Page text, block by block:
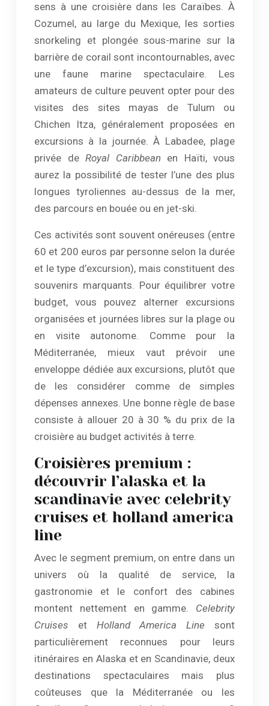
sens à une croisière dans les Caraïbes. À
Cozumel, au large du Mexique, les sorties
snorkeling et plongée sous-marine sur la
barrière de corail sont incontournables, avec
une faune marine spectaculaire. Les
amateurs de culture peuvent opter pour des
visites des sites mayas de Tulum ou
Chichen Itza, généralement proposées en
excursions à la journée. À Labadee, plage
privée de Royal Caribbean en Haïti, vous
aurez la possibilité de tester l’une des plus
longues tyroliennes au-dessus de la mer,
des parcours en bouée ou en jet-ski.
Ces activités sont souvent onéreuses (entre
60 et 200 euros par personne selon la durée
et le type d’excursion), mais constituent des
souvenirs marquants. Pour équilibrer votre
budget, vous pouvez alterner excursions
organisées et journées libres sur la plage ou
en visite autonome. Comme pour la
Méditerranée, mieux vaut prévoir une
enveloppe dédiée aux excursions, plutôt que
de les considérer comme de simples
dépenses annexes. Une bonne règle de base
consiste à allouer 20 à 30 % du prix de la
croisière au budget activités à terre.
Croisières premium :
découvrir l’alaska et la
scandinavie avec celebrity
cruises et holland america
line
Avec le segment premium, on entre dans un
univers où la qualité de service, la
gastronomie et le confort des cabines
montent nettement en gamme. Celebrity
Cruises et Holland America Line sont
particulièrement reconnues pour leurs
itinéraires en Alaska et en Scandinavie, deux
destinations spectaculaires mais plus
coûteuses que la Méditerranée ou les